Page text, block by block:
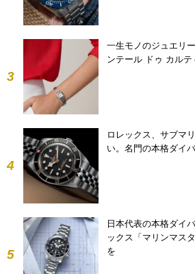
3
一生モノのジュエリ
ンテール ドゥ カル
4
ロレックス、サブマ
い。名門の本格ダイ
5
日本代表の本格ダイ
ックス「マリンマス
を